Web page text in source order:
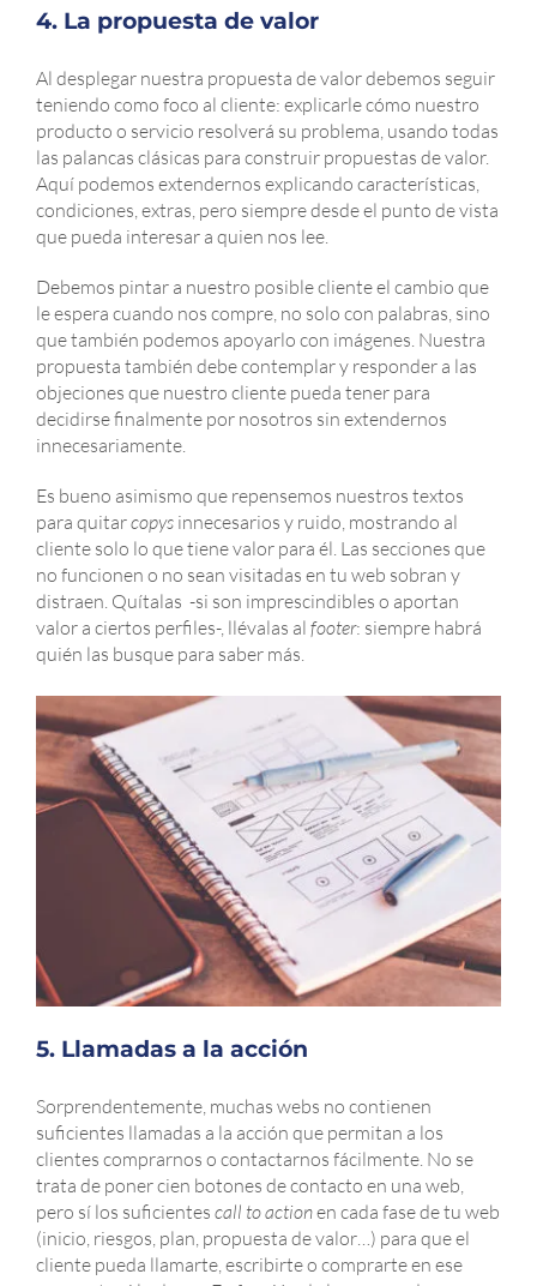
4. La propuesta de valor
Al desplegar nuestra propuesta de valor debemos seguir
teniendo como foco al cliente: explicarle cómo nuestro
producto o servicio resolverá su problema, usando todas
las palancas clásicas para construir propuestas de valor.
Aquí podemos extendernos explicando características,
condiciones, extras, pero siempre desde el punto de vista
que pueda interesar a quien nos lee.
Debemos pintar a nuestro posible cliente el cambio que
le espera cuando nos compre, no solo con palabras, sino
que también podemos apoyarlo con imágenes. Nuestra
propuesta también debe contemplar y responder a las
objeciones que nuestro cliente pueda tener para
decidirse finalmente por nosotros sin extendernos
innecesariamente.
Es bueno asimismo que repensemos nuestros textos
para quitarcopys innecesarios y ruido, mostrando al
cliente solo lo que tiene valor para él. Las secciones que
no funcionen o no sean visitadas en tu web sobran y
distraen. Quítalas -si son imprescindibles o aportan
valor a ciertos perfiles-, llévalas al footer: siempre habrá
quién las busque para saber más.
5. Llamadas a la acción
Sorprendentemente, muchas webs no contienen
suficientes llamadas a la acción que permitan a los
clientes comprarnos o contactarnos fácilmente. No se
trata de poner cien botones de contacto en una web,
pero sí los suficientes call to actionen cada fase de tu web
(inicio, riesgos, plan, propuesta de valor…) para que el
cliente pueda llamarte, escribirte o comprarte en ese